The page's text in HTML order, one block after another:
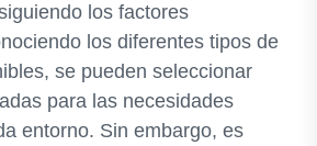
los factores
los diferentes tipos de
se pueden seleccionar
para las necesidades
entorno. Sin embargo, es